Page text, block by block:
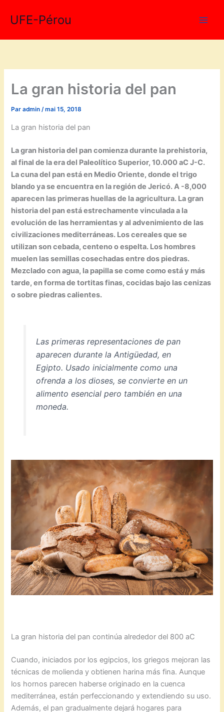
UFE-Pérou
La gran historia del pan
Paradmin/mai 15, 2018
La gran historia del pan
La gran historia del pan comienza durante la prehistoria,
al final de la era del Paleolítico Superior, 10.000 aC J-C.
La cuna del pan está en Medio Oriente, donde el trigo
blando ya se encuentra en la región de Jericó. A -8,000
aparecen las primeras huellas de la agricultura. La gran
historia del pan está estrechamente vinculada a la
evolución de las herramientas y al advenimiento de las
civilizaciones mediterráneas. Los cereales que se
utilizan son cebada, centeno o espelta. Los hombres
muelen las semillas cosechadas entre dos piedras.
Mezclado con agua, la papilla se come como está y más
tarde, en forma de tortitas finas, cocidas bajo las cenizas
o sobre piedras calientes.
Las primeras representaciones de pan
aparecen durante la Antigüedad, en
Egipto. Usado inicialmente como una
ofrenda a los dioses, se convierte en un
alimento esencial pero también en una
moneda.
La gran historia del pan continúa alrededor del 800 aC
Cuando, iniciados por los egipcios, los griegos mejoran las
técnicas de molienda y obtienen harina más fina. Aunque
los hornos parecen haberse originado en la cuenca
mediterránea, están perfeccionando y extendiendo su uso.
Además, el pan gradualmente dejará hogares para